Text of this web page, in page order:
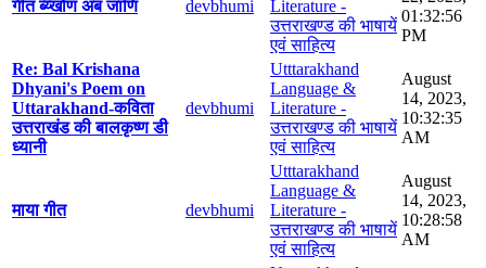
गीत ब्य्खोंण अब जाणि devbhumi
Literature -
उत्तराखण्ड की भाषायें
एवं साहित्य
01:32:56
PM
Re: Bal Krishana
Dhyani's Poem on
Uttarakhand-कविता
उत्तराखंड की बालकृष्ण डी
ध्यानी
devbhumi
Utttarakhand
Language &
Literature -
उत्तराखण्ड की भाषायें
एवं साहित्य
August
14, 2023,
10:32:35
AM
माया गीत devbhumi
Utttarakhand
Language &
Literature -
उत्तराखण्ड की भाषायें
एवं साहित्य
August
14, 2023,
10:28:58
AM